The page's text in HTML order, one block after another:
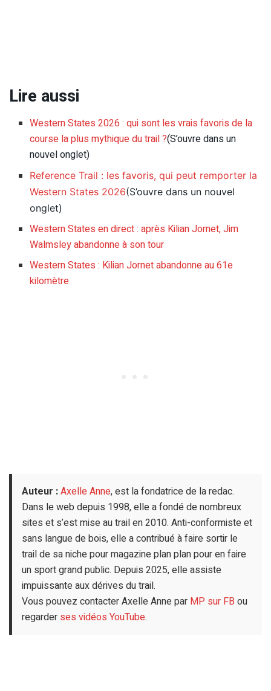
Lire aussi
Western States 2026 : qui sont les vrais favoris de la
course la plus mythique du trail ?(S’ouvre dans un
nouvel onglet)
Reference Trail : les favoris, qui peut remporter la
Western States 2026(S’ouvre dans un nouvel
onglet)
Western States en direct : après Kilian Jornet, Jim
Walmsley abandonne à son tour
Western States : Kilian Jornet abandonne au 61e
kilomètre
Auteur :Axelle Anne, est la fondatrice de la redac.
Dans le web depuis 1998, elle a fondé de nombreux
sites et s’est mise au trail en 2010. Anti-conformiste et
sans langue de bois, elle a contribué à faire sortir le
trail de sa niche pour magazine plan plan pour en faire
un sport grand public. Depuis 2025, elle assiste
impuissante aux dérives du trail.
Vous pouvez contacter Axelle Anne par MP sur FB ou
regarder ses vidéos YouTube.